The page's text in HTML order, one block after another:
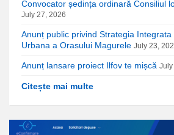
Convocator ședința ordinară Consiliul
July 27, 2026
Anunț public privind Strategia
Urbana a Orasului Magurele July 23,
Anunț lansare proiect Ilfov te mișcă July
Citește mai multe